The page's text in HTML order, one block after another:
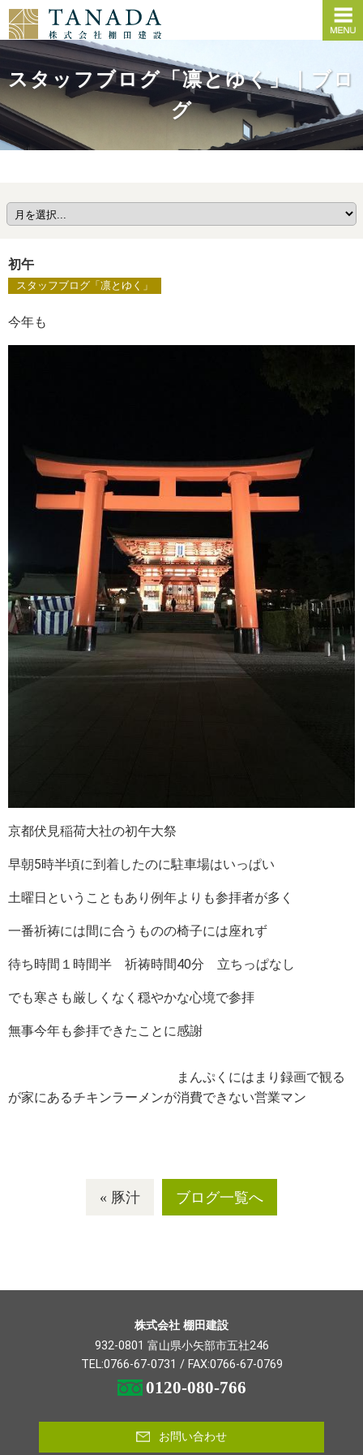
スタッフブログ「凛とゆく」｜ブロ
グ
初午
スタッフブログ「凛とゆく」
今年も
京都伏見稲荷大社の初午大祭
早朝5時半頃に到着したのに駐車場はいっぱい
土曜日ということもあり例年よりも参拝者が多く
一番祈祷には間に合うものの椅子には座れず
待ち時間１時間半 祈祷時間40分 立ちっぱなし
でも寒さも厳しくなく穏やかな心境で参拝
無事今年も参拝できたことに感謝
まんぷくにはまり録画で観る
が家にあるチキンラーメンが消費できない営業マン
« 豚汁 ブログ一覧へ
株式会社 棚田建設
932-0801 富山県小矢部市五社246
TEL:0766-67-0731 / FAX:0766-67-0769
0120-080-766
お問い合わせ